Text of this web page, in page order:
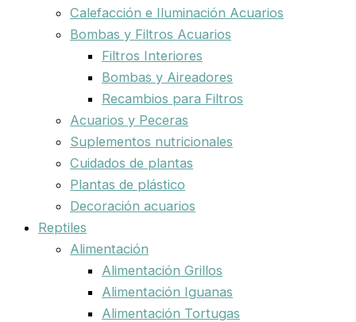
Calefacción e Iluminación Acuarios
Bombas y Filtros Acuarios
Filtros Interiores
Bombas y Aireadores
Recambios para Filtros
Acuarios y Peceras
Suplementos nutricionales
Cuidados de plantas
Plantas de plástico
Decoración acuarios
Reptiles
Alimentación
Alimentación Grillos
Alimentación Iguanas
Alimentación Tortugas